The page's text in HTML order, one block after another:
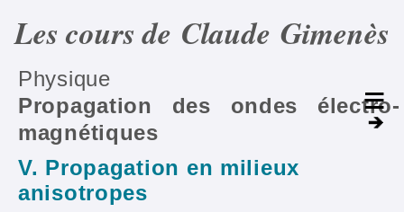
Les cours de Claude Gimenès
Physique
Propagation des ondes électro­
magnétiques
V. Propagation en milieux
anisotropes